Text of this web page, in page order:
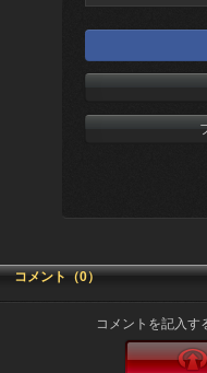
コメント（0）
コメントを記入す